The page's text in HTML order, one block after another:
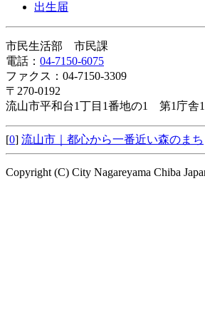
出生届
市民生活部 市民課
電話： 04-7150-6075
ファクス：04-7150-3309
〒270-0192
流山市平和台1丁目1番地の1 第1庁舎
[0] 流山市｜都心から一番近い森のまち
Copyright (C) City Nagareyama Chiba